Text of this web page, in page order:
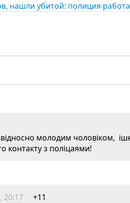
нашли убитой: полиция
молодим чоловіком,
контакту з поліцаями!
20:17
+11